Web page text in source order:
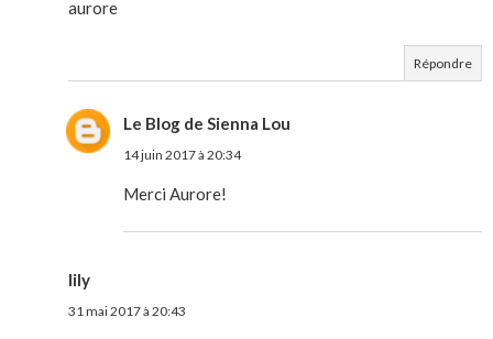
aurore
Répondre
Le Blog de Sienna Lou
14 juin 2017 à 20:34
Merci Aurore!
lily
31 mai 2017 à 20:43